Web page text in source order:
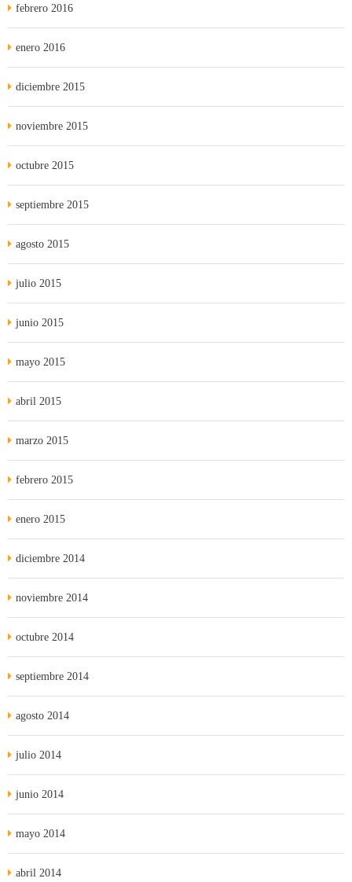
febrero 2016
enero 2016
diciembre 2015
noviembre 2015
octubre 2015
septiembre 2015
agosto 2015
julio 2015
junio 2015
mayo 2015
abril 2015
marzo 2015
febrero 2015
enero 2015
diciembre 2014
noviembre 2014
octubre 2014
septiembre 2014
agosto 2014
julio 2014
junio 2014
mayo 2014
abril 2014